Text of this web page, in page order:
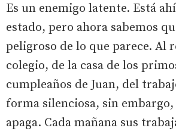
Es un enemigo latente. Está
estado, pero ahora sabemos
peligroso de lo que parece. Al
colegio, de la casa de los
cumpleaños de Juan, del
forma silenciosa, sin embargo,
apaga. Cada mañana sus